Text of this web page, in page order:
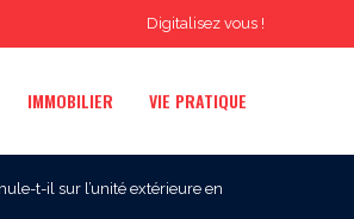
Digitalisez vous !
IMMOBILIER VIE PRATIQUE
t-il sur l’unité extérieure en